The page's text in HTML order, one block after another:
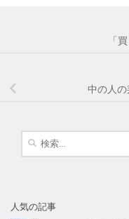
「
中の人
人気の記事